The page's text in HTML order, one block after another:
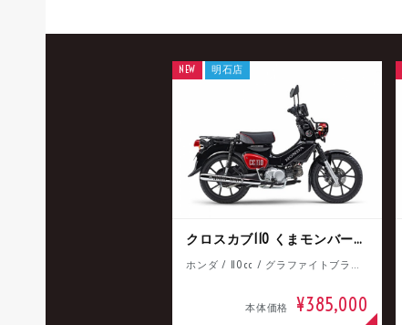
クロスカブ110 くまモンバージョン
ホンダ / 110cc / グラファイトブラック
本体価格 ¥385,000
NEW 明石店